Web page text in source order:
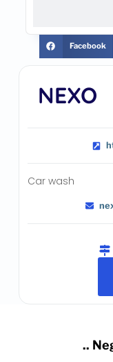
NEXO
Car wash
Facebook
..